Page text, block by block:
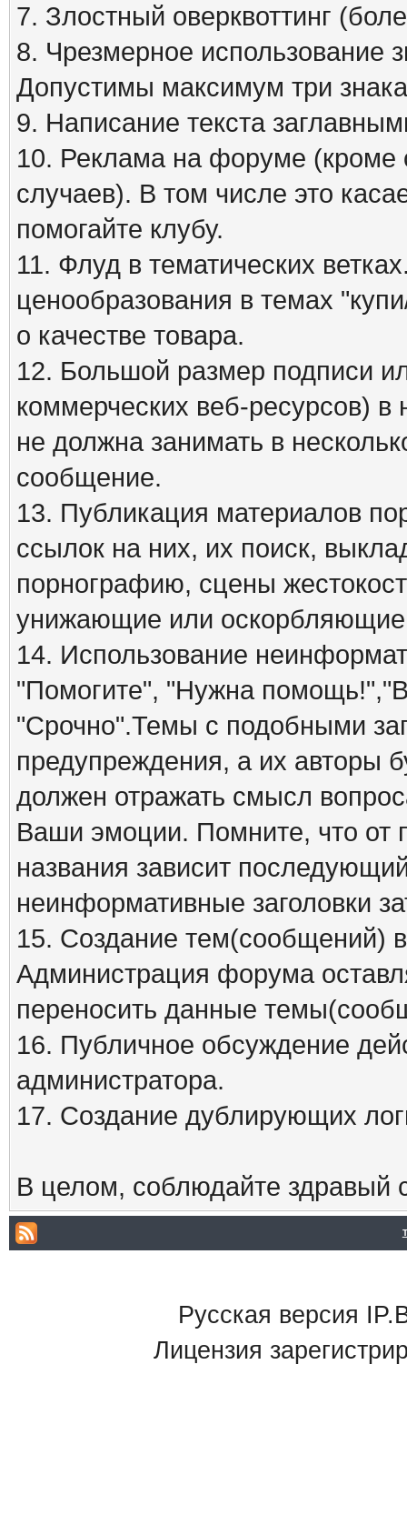
7. Злостный оверквоттинг
8. Чрезмерное использование
Допустимы максимум три
9. Написание текста
10. Реклама на форуме (кроме
случаев). В том числе это
помогайте клубу.
11. Флуд в тематических
ценообразования в темах
о качестве товара.
12. Большой размер подписи
коммерческих веб-ресурсов) в
не должна занимать в
сообщение.
13. Публикация материалов
ссылок на них, их поиск,
порнографию, сцены
унижающие или оскорбляющие
14. Использование
"Помогите", "Нужна
"Срочно".Темы с подобными
предупреждения, а их авторы
должен отражать смысл
Ваши эмоции. Помните, что от
названия зависит
неинформативные заголовки
15. Создание тем(сообщений)
Администрация форума
переносить данные
16. Публичное обсуждение
администратора.
17. Создание дублирующих
В целом, соблюдайте здравый
Русская версия
Лицензия